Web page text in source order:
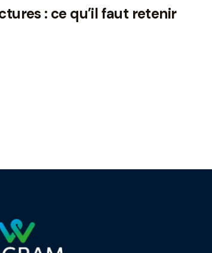
: ce qu’il faut retenir